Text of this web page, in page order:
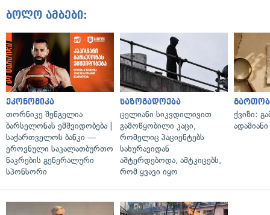
ბოლო ამბები:
ეკონომიკა
თორნიკე შენგელია
ბარსელონას ემშვიდობება |
საქართველოს ბანკი —
ეროვნული საკალათბურთო
ნაკრების გენერალური
სპონსორი
საზოგადოება
ცელიანი სიკვდილივით
გამოწყობილი კაცი,
რომელიც პაციენტებს
სახურავიდან
აშტერდებოდა, ამტკიცებს,
რომ ყვავი იყო
ქვიზი: